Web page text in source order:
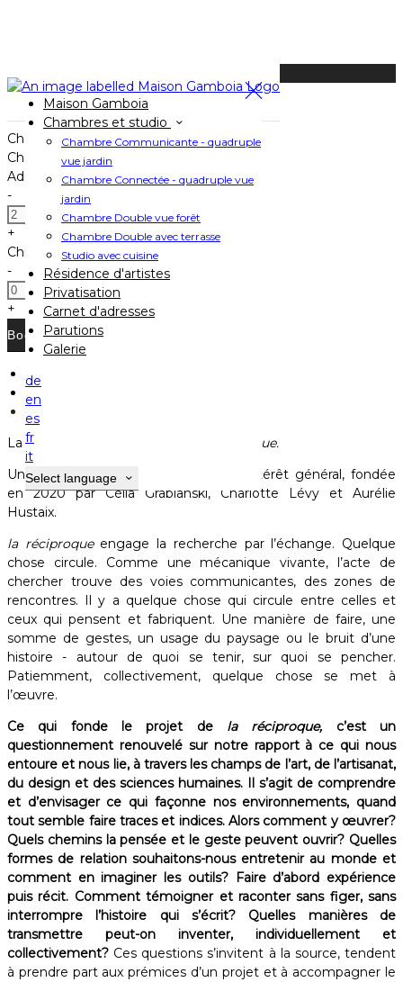
Maison Gamboia
Chambres et studio
Chambre Communicante - quadruple
vue jardin
Chambre Connectée - quadruple vue
jardin
Chambre Double vue forêt
Chambre Double avec terrasse
Studio avec cuisine
Résidence d'artistes
Privatisation
Carnet d'adresses
Parutions
Galerie
de
en
es
fr
it
Select language
Book your stay
Check In
Check Out
Adults
-
+
Children
-
+
LaMaison Gamboia
la réciproque.
Une association loi 1901 reconnue d'intérêt général, fondée
en 2020 par Célia Grabianski, Charlotte Lévy et Aurélie
Hustaix.
la réciproqueengage la recherche par l’échange. Quelque
chose circule. Comme une mécanique vivante, l’acte de
chercher trouve des voies communicantes, des zones de
rencontres. Il y a quelque chose qui circule entre celles et
ceux qui pensent et fabriquent. Une manière de faire, une
somme de gestes, un usage du paysage ou le bruit d’une
histoire - autour de quoi se tenir, sur quoi se pencher.
Patiemment, collectivement, quelque chose se met à
l’œuvre.
Ce qui fonde le projet de la réciproque, c’est un
questionnement renouvelé sur notre rapport à ce qui nous
entoure et nous lie, à travers les champs de l’art, de l’artisanat,
du design et des sciences humaines. Il s’agit de comprendre
et d’envisager ce qui façonne nos environnements, quand
tout semble faire traces et indices. Alors comment y œuvrer?
Quels chemins la pensée et le geste peuvent ouvrir? Quelles
formes de relation souhaitons-nous entretenir au monde et
comment en imaginer les outils? Faire d’abord expérience
puis récit. Comment témoigner et raconter sans figer, sans
interrompre l’histoire qui s’écrit? Quelles manières de
transmettre peut-on inventer, individuellement et
collectivement? Ces questions s’invitent à la source, tendent
à prendre part aux prémices d’un projet et à accompagner le